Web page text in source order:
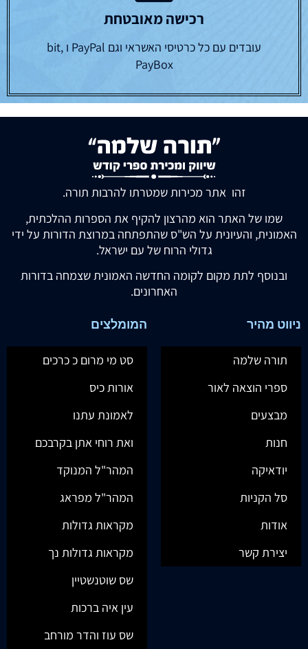
רכישה מאובטחת
עובדים עם כל כרטיסי האשראי וגם PayPal ו bit,
PayBox
זהו אתר מכירות שמטרתו להרבות תורה.
שמו של האתר הוא מהרצון להקיף את הספרות ההלכתית,
האמונית, והעיונית על הש"ס שהתפתחה במרוצת הדורות על ידי
גדולי הרוח של עם ישראל.
ובנוסף לתת מקום לקומה החדשה האמונית שצמחה בדורות
האחרונים.
ניווט מהיר
תורה שלמה
ספרי הוצאה לאור
מבצעים
חנות
יודאיקה
סל הקניות
אודות
יצירת קשר
המומלצים
סט מי מרום כ כרכים
אורות כיס
לאמונת עתנו
ואת רוחי אתן בקרבכם
המהר"ל המנוקד
המהר"ל מפראג
מקראות גדולות
מקראות גדולות נך
שס שוטנשטיין
עין איה ברכות
שס עוז והדר מורחב